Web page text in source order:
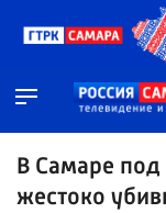
В Самаре
жестоко